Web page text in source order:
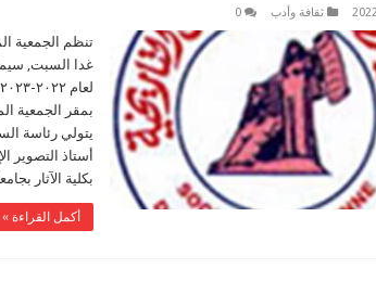
ثقافة وأدب 0
تنظم الجمعية
غدا السبت,
بمقر الجمعية
يتولي رئاسة
أستاذ التصوير
بكلية الآثار
أكمل القراءة »